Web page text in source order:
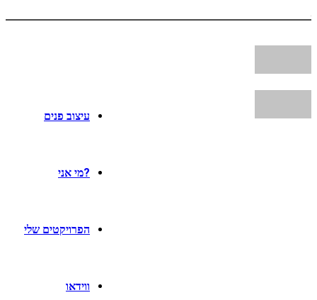
עיצוב פנים
?מי אני
הפרויקטים שלי
ווידאו